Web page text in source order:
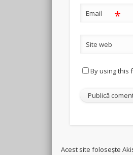
Email *
Site web
By using this
Acest site folosește